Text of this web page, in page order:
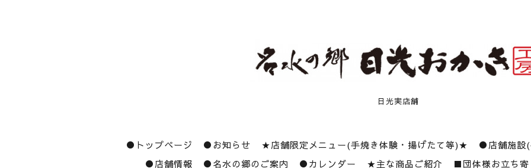
日光実店舗
●トップページ ●お知らせ ★店舗限定メニュー(手焼き体験・揚げたて等)★
●店舗施設(
●店舗情報
●名水の郷のご案内 ●カレンダー ★主な商品ご紹介 ■団体様お立ち寄